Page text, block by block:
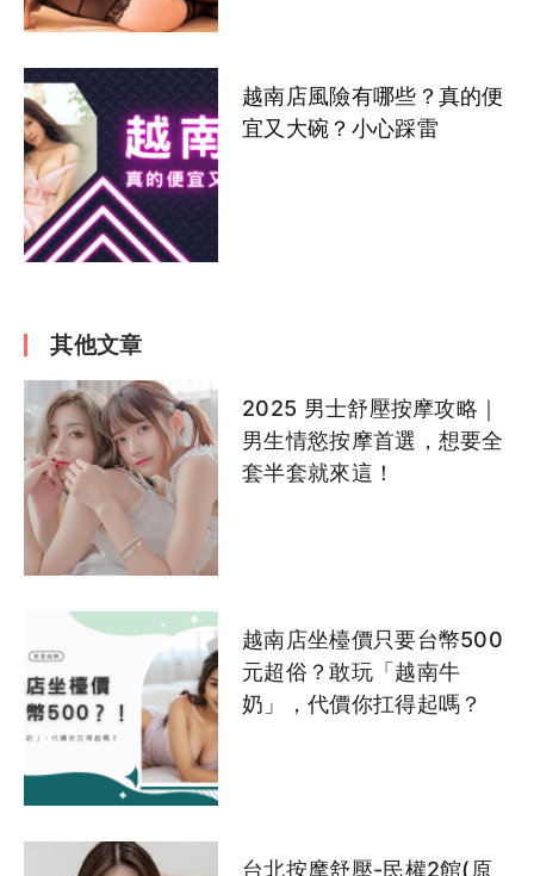
越南店風險有哪些？真的便
宜又大碗？小心踩雷
其他文章
2025 男士舒壓按摩攻略｜
男生情慾按摩首選，想要全
套半套就來這！
越南店坐檯價只要台幣500
元超俗？敢玩「越南牛
奶」，代價你扛得起嗎？
台北按摩舒壓-民權2館(原